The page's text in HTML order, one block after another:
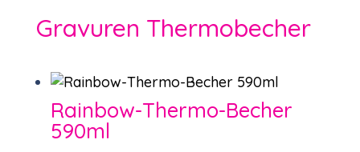
Gravuren Thermobecher
Rainbow-Thermo-Becher
590ml